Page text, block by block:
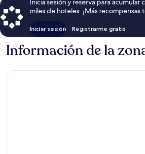
Inicia sesión y reserva para
miles de hoteles. ¡Más recompensas
Iniciar sesión Registrarme gratis
Información de la